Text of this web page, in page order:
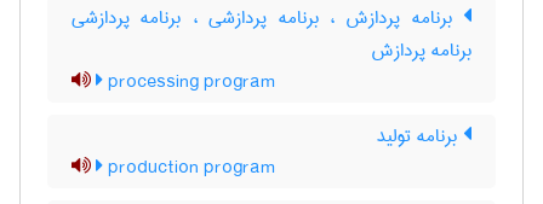
برنامه پردازش ، برنامه پردازشی ، برنامه پردازشی
برنامه پردازش
processing program
برنامه تولید
production program